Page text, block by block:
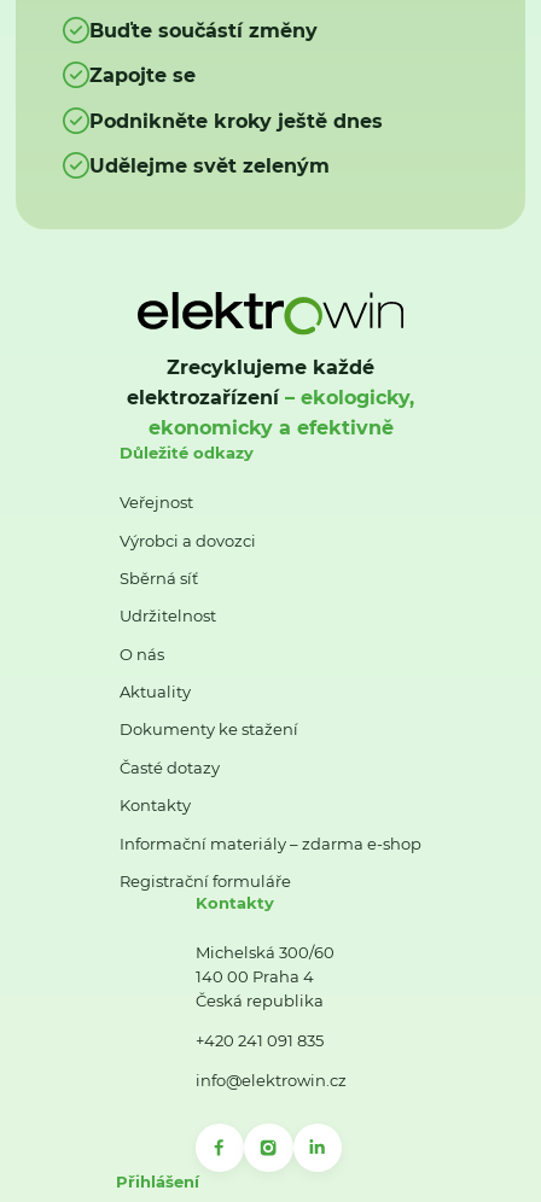
Buďte součástí změny
Zapojte se
Podnikněte kroky ještě dnes
Udělejme svět zeleným
Zrecyklujeme každé
elektrozařízení– ekologicky,
ekonomicky a efektivně
Důležité odkazy
Veřejnost
Výrobci a dovozci
Sběrná síť
Udržitelnost
O nás
Aktuality
Dokumenty ke stažení
Časté dotazy
Kontakty
Informační materiály – zdarma e-shop
Registrační formuláře
Kontakty
Michelská 300/60
140 00 Praha 4
Česká republika
+420 241 091 835
info@elektrowin.cz
Přihlášení